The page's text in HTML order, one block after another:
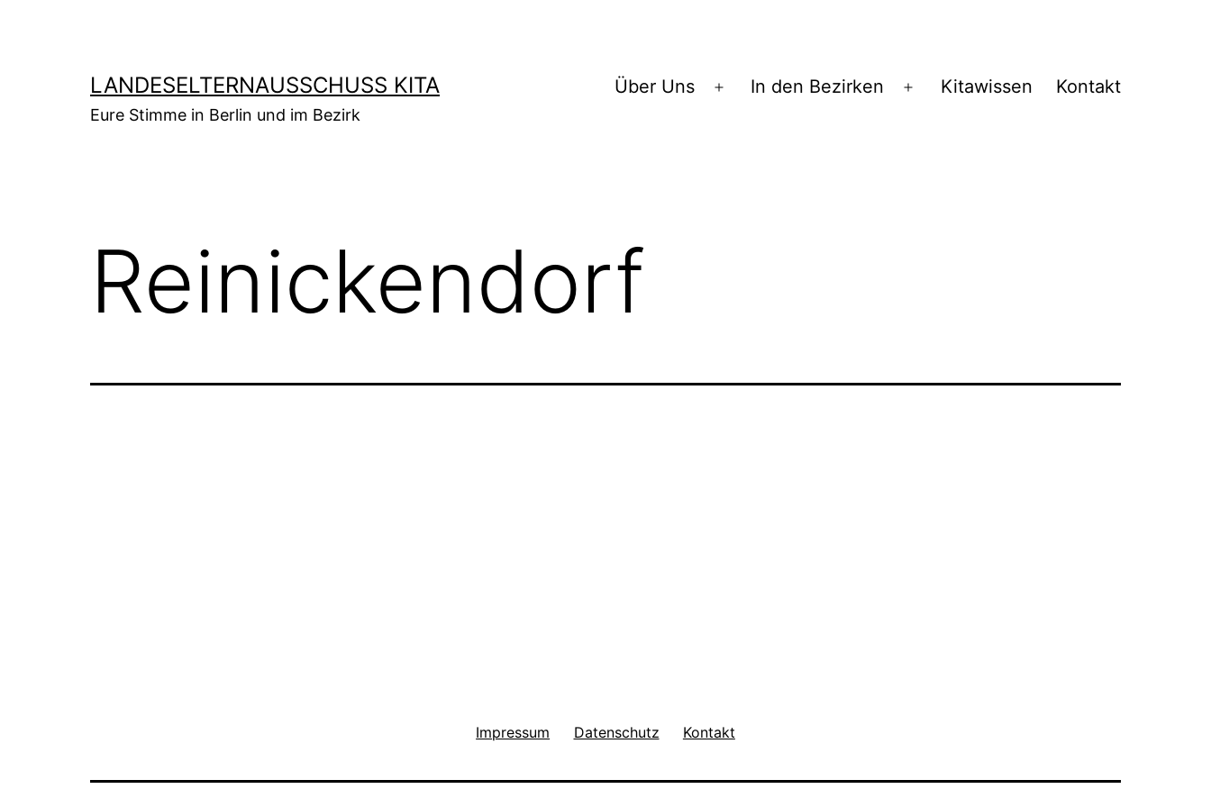
LANDESELTERNAUSSCHUSS KITA
Eure Stimme in Berlin und im Bezirk
Über Uns
Menü
In den Bezirken
Menü
Kitawissen Kontakt
Reinickendorf
Impressum Datenschutz Kontakt